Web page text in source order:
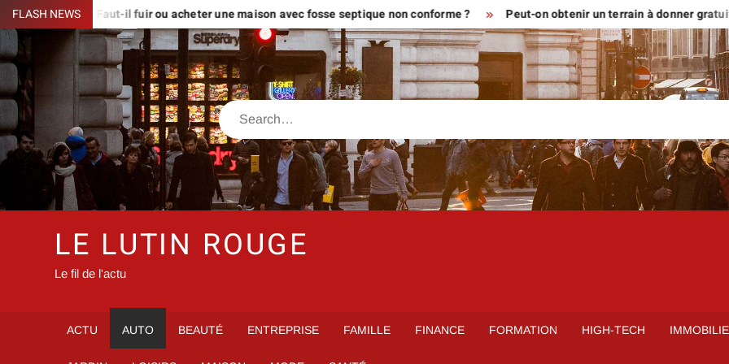
Skip
to
content
FLASH NEWSFaut-il fuir ou acheter une maison avec fosse septique non conforme ? Peut-on obtenir un terrain à donner gratuitement
Search
LE LUTIN ROUGE
Le fil de l'actu
ACTU AUTO BEAUTÉ ENTREPRISE FAMILLE FINANCE FORMATION HIGH-TECH